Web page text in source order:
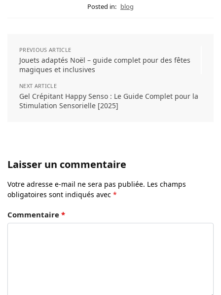
Posted in: blog
PREVIOUS ARTICLE
Jouets adaptés Noël – guide complet pour des fêtes
magiques et inclusives
NEXT ARTICLE
Gel Crépitant Happy Senso : Le Guide Complet pour la
Stimulation Sensorielle [2025]
Laisser un commentaire
Votre adresse e-mail ne sera pas publiée. Les champs
obligatoires sont indiqués avec *
Commentaire *